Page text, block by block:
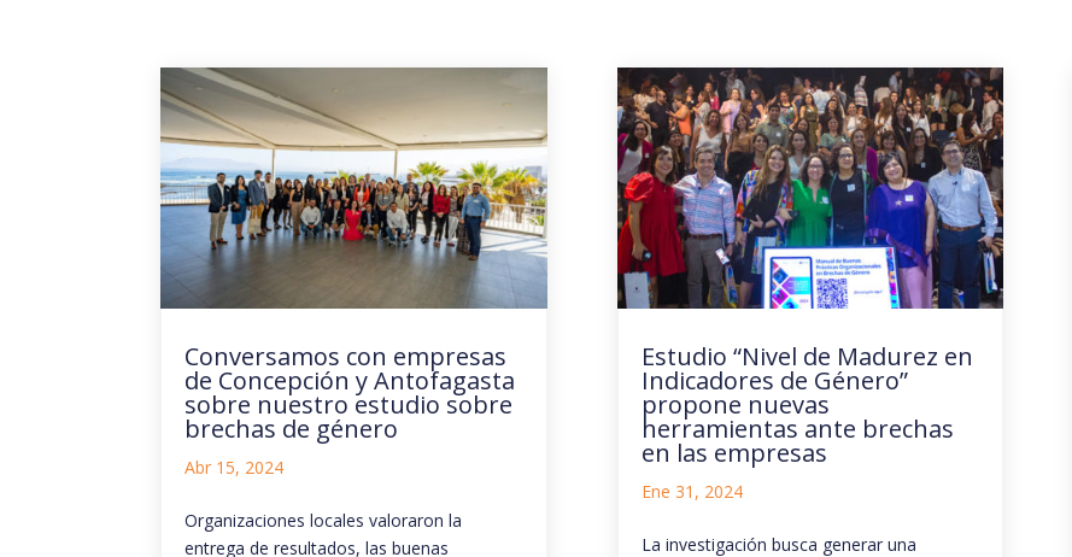
Conversamos con empresas
de Concepción y Antofagasta
sobre nuestro estudio sobre
brechas de género
Abr 15, 2024
Organizaciones locales valoraron la
entrega de resultados, las buenas
Estudio “Nivel de Madurez en
Indicadores de Género”
propone nuevas
herramientas ante brechas
en las empresas
Ene 31, 2024
La investigación busca generar una